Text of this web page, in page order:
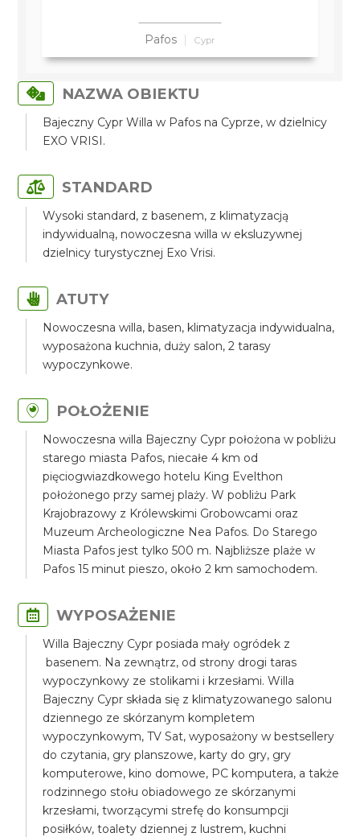
Pafos Cypr
NAZWA OBIEKTU
Bajeczny Cypr Willa w Pafos na Cyprze, w dzielnicy
EXO VRISI.
STANDARD
Wysoki standard, z basenem, z klimatyzacją
indywidualną, nowoczesna willa w eksluzywnej
dzielnicy turystycznej Exo Vrisi.
ATUTY
Nowoczesna willa, basen, klimatyzacja indywidualna,
wyposażona kuchnia, duży salon, 2 tarasy
wypoczynkowe.
POŁOŻENIE
Nowoczesna willa Bajeczny Cypr położona w pobliżu
starego miasta Pafos, niecałe 4 km od
pięciogwiazdkowego hotelu King Evelthon
położonego przy samej plaży. W pobliżu Park
Krajobrazowy z Królewskimi Grobowcami oraz
Muzeum Archeologiczne Nea Pafos. Do Starego
Miasta Pafos jest tylko 500 m. Najbliższe plaże w
Pafos 15 minut pieszo, około 2 km samochodem.
WYPOSAŻENIE
Willa Bajeczny Cypr posiada mały ogródek z
basenem. Na zewnątrz, od strony drogi taras
wypoczynkowy ze stolikami i krzesłami. Willa
Bajeczny Cypr składa się z klimatyzowanego salonu
dziennego ze skórzanym kompletem
wypoczynkowym, TV Sat, wyposażony w bestsellery
do czytania, gry planszowe, karty do gry, gry
komputerowe, kino domowe, PC komputera, a także
rodzinnego stołu obiadowego ze skórzanymi
krzesłami, tworzącymi strefę do konsumpcji
posiłków, toalety dziennej z lustrem, kuchni